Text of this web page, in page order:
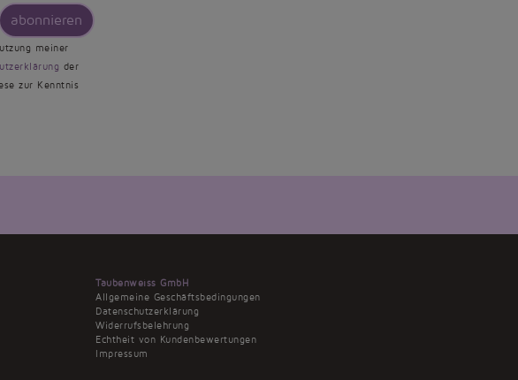
abonnieren
meiner
der
zur Kenntnis
Taubenweiss GmbH
Allgemeine Geschäftsbedingungen
Datenschutzerklärung
Widerrufsbelehrung
Echtheit von Kundenbewertungen
Impressum